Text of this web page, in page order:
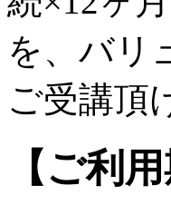
を、バリ
ご受講頂
【ご利用